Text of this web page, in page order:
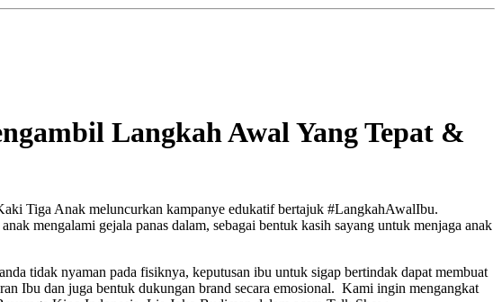
Langkah Awal Yang Tepat &
Tiga Anak meluncurkan kampanye edukatif bertajuk #LangkahAwalIbu.
mengalami gejala panas dalam, sebagai bentuk kasih sayang untuk menjaga anak
tidak nyaman pada fisiknya, keputusan ibu untuk sigap bertindak dapat membuat
Ibu dan juga bentuk dukungan brand secara emosional. Kami ingin mengangkat